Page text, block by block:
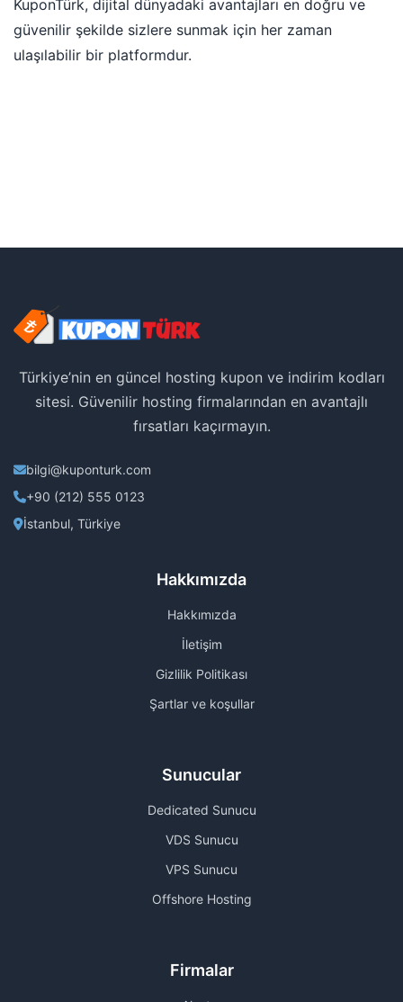
KuponTürk, dijital dünyadaki avantajları en doğru ve
güvenilir şekilde sizlere sunmak için her zaman
ulaşılabilir bir platformdur.
Türkiye’nin en güncel hosting kupon ve indirim kodları
sitesi. Güvenilir hosting firmalarından en avantajlı
fırsatları kaçırmayın.
bilgi@kuponturk.com
+90 (212) 555 0123
İstanbul, Türkiye
Hakkımızda
Hakkımızda
İletişim
Gizlilik Politikası
Şartlar ve koşullar
Sunucular
Dedicated Sunucu
VDS Sunucu
VPS Sunucu
Offshore Hosting
Firmalar